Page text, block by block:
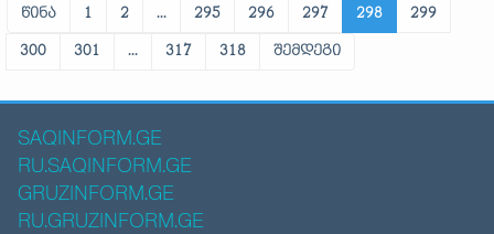
წინა 1 2 ... 295 296 297 298 299
300 301 ... 317 318 შემდეგი
SAQINFORM.GE
RU.SAQINFORM.GE
GRUZINFORM.GE
RU.GRUZINFORM.GE